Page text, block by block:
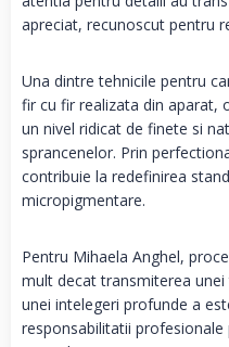
apreciat, recunoscut pentru
Una dintre tehnicile pentru
fir cu fir realizata din aparat,
un nivel ridicat de finete si
sprancenelor. Prin
contribuie la redefinirea
micropigmentare.
Pentru Mihaela Anghel,
mult decat transmiterea
unei intelegeri profunde a
responsabilitatii